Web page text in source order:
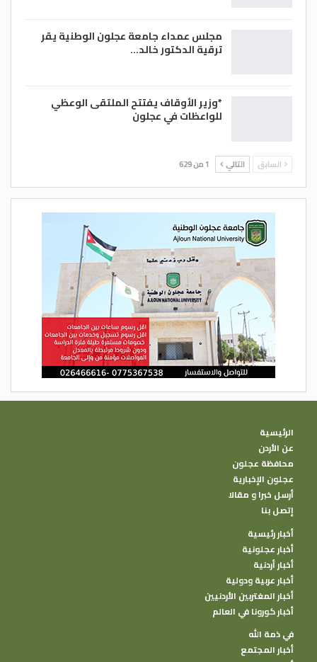
مجلس عمداء جامعة عجلون الوطنية يقر
ترقية الدكتور خالد…
*وزير الأوقاف يفتتح الملتقى الوعظي
للواعظات في عجلون
السابق التالي 1 من 629
الرئيسية
عن الأردن
محافظة عجلون
عجلون الإخبارية
أرسل خبرا و مقالا
إتصل بنا
أخبار رئيسية
أخبار عجلونية
أخبار أردنية
أخبار عربية ودولية
أخبار المغتربين الأردنيين
أخبار كورونا في العالم
في ذمة الله
أخبار المجتمع